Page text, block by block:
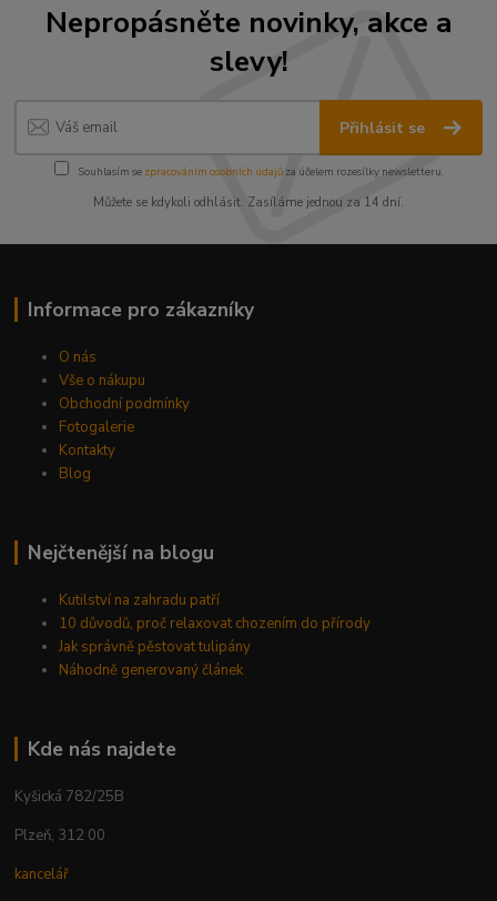
Nepropásněte novinky, akce a
slevy!
Přihlásit se
Souhlasím se zpracováním osobních údajůza účelem rozesílky newsletteru.
Můžete se kdykoli odhlásit. Zasíláme jednou za 14 dní.
Informace pro zákazníky
O nás
Vše o nákupu
Obchodní podmínky
Fotogalerie
Kontakty
Blog
Nejčtenější na blogu
Kutilství na zahradu patří
10 důvodů, proč relaxovat chozením do přírody
Jak správně pěstovat tulipány
Náhodně generovaný článek
Kde nás najdete
Kyšická 782/25B
Plzeň, 312 00
kancelář